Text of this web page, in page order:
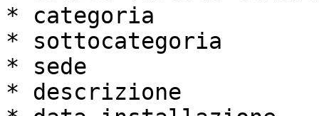
* categoria
* sottocategoria
* sede
* descrizione